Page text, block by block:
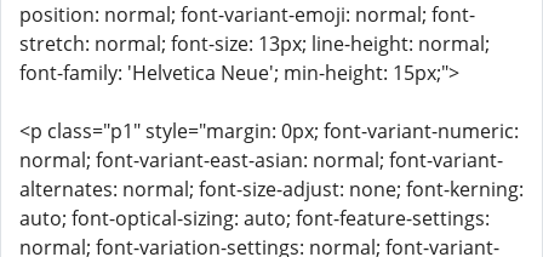
position: normal; font-variant-emoji: normal; font-
stretch: normal; font-size: 13px; line-height: normal;
font-family: 'Helvetica Neue'; min-height: 15px;">
<p class="p1" style="margin: 0px; font-variant-numeric:
normal; font-variant-east-asian: normal; font-variant-
alternates: normal; font-size-adjust: none; font-kerning:
auto; font-optical-sizing: auto; font-feature-settings:
normal; font-variation-settings: normal; font-variant-